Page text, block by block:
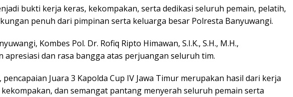
bukti kerja keras, kekompakan, serta dedikasi seluruh pemain, pelatih,
penuh dari pimpinan serta keluarga besar Polresta Banyuwangi.
Kombes Pol. Dr. Rofiq Ripto Himawan, S.I.K., S.H., M.H.,
apresiasi dan rasa bangga atas perjuangan seluruh tim.
pencapaian Juara 3 Kapolda Cup IV Jawa Timur merupakan hasil dari kerja
dan semangat pantang menyerah seluruh pemain serta